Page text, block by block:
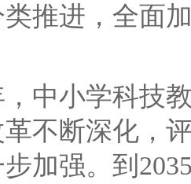
推进，全面
小学科技教
不断深化，
加强。到